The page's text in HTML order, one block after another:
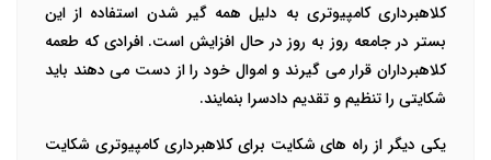
کلاهبرداری کامپیوتری به دلیل همه گیر شدن استفاده از این
بستر در جامعه روز به روز در حال افزایش است. افرادی که طعمه
کلاهبرداران قرار می گیرند و اموال خود را از دست می دهند باید
شکایتی را تنظیم و تقدیم دادسرا بنمایند.
یکی دیگر از راه های شکایت برای کلاهبرداری کامپیوتری شکایت